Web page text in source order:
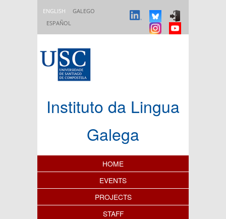
ENGLISH
GALEGO
ESPAÑOL
Instituto da Lingua
Galega
Content Index
HOME
EVENTS
PROJECTS
STAFF